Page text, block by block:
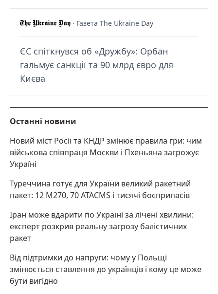
· Газета The Ukraine Day
ЄС спіткнувся об «Дружбу»: Орбан
гальмує санкції та 90 млрд євро для
Києва
Останні новини
Новий міст Росії та КНДР змінює правила гри: чим
військова співпраця Москви і Пхеньяна загрожує
Україні
Туреччина готує для України великий ракетний
пакет: 12 M270, 70 ATACMS і тисячі боєприпасів
Іран може вдарити по Україні за лічені хвилини:
експерт розкрив реальну загрозу балістичних
ракет
Від підтримки до напруги: чому у Польщі
змінюється ставлення до українців і кому це може
бути вигідно